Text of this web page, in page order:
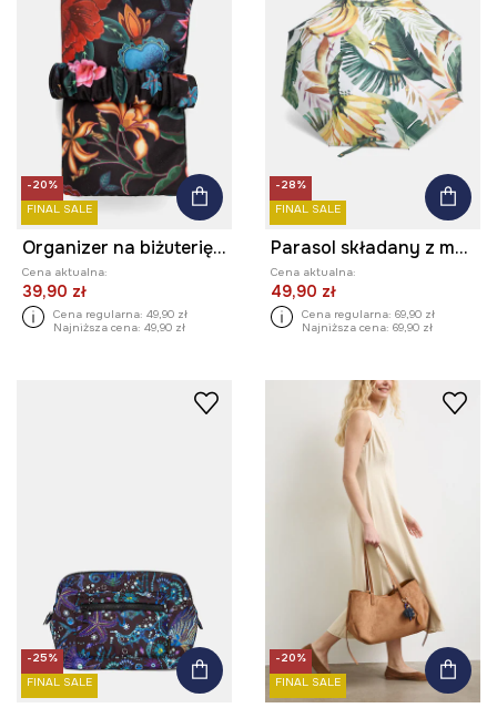
-20%
FINAL SALE
Organizer na biżuterię wzorzysty podróżny
Cena aktualna:
39,90 zł
Cena regularna: 49,90 zł
Najniższa cena: 49,90 zł
-28%
FINAL SALE
Parasol składany z motywem roślinnym
Cena aktualna:
49,90 zł
Cena regularna: 69,90 zł
Najniższa cena: 69,90 zł
-25%
FINAL SALE
-20%
FINAL SALE